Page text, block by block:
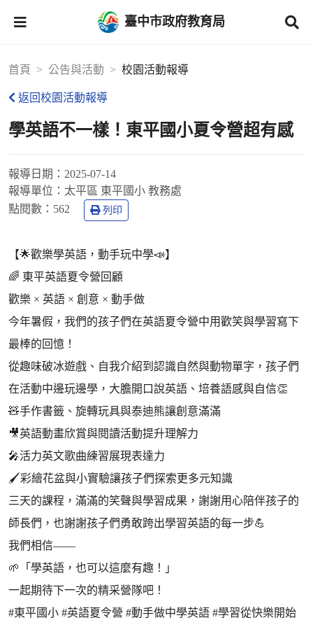
臺中市政府教育局
首頁 公告與活動 校園活動報導
返回校園活動報導
學英語不一樣！東平國小夏令營超有感
報導日期： 2025-07-14
報導單位： 太平區 東平國小 教務處
點閱數： 562 列印
【🌟歡樂學英語，動手玩中學📣】
🌈 東平英語夏令營回顧
歡樂 × 英語 × 創意 × 動手做
今年暑假，我們的孩子們在英語夏令營中用歡笑與學習寫下
最棒的回憶！
從趣味破冰遊戲、自我介紹到認識自然與動物單字，孩子們
在活動中邊玩邊學，大膽開口說英語、培養語感與自信👏
🧸手作書籤、旋轉玩具與泰迪熊讓創意滿滿
🎥英語動畫欣賞與閱讀活動提升理解力
🎤活力英文歌曲練習展現表達力
🖌️彩繪花盆與小實驗讓孩子們探索更多元知識
三天的課程，滿滿的笑聲與學習成果，謝謝用心陪伴孩子的
師長們，也謝謝孩子們勇敢跨出學習英語的每一步💪
我們相信——
🌱「學英語，也可以這麼有趣！」
一起期待下一次的精采營隊吧！
#東平國小 #英語夏令營 #動手做中學英語 #學習從快樂開始